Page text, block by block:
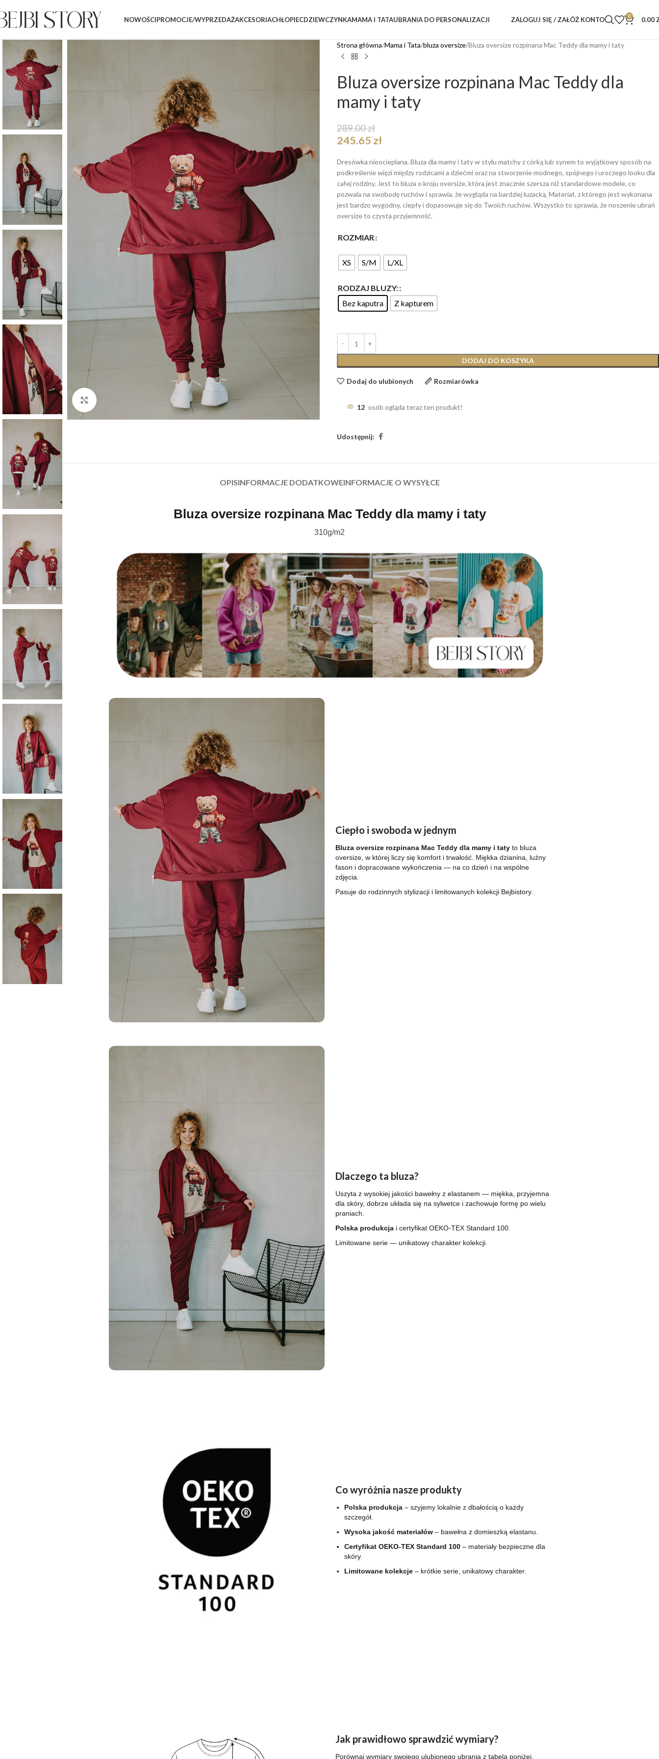
NOWOŚCIPROMOCJE/WYPRZEDAŻAKCESORIACHŁOPIECDZIEWCZYNKAMAMA I TATAUBRANIA DO PERSONALIZACJI ZALOGUJ SIĘ / ZAŁÓŻ KONTO 0 0.00
Strona główna Mama i Tata bluza oversize Bluza oversize rozpinana Mac Teddy dla mamy i taty
Bluza oversize rozpinana Mac Teddy dla
mamy i taty
289.00zł
245.65 zł
Dresówka nieocieplana. Bluza dla mamy i taty w stylu matchy z córką lub synem to wyjątkowy sposób na
podkreślenie więzi między rodzicami a dziećmi oraz na stworzenie modnego, spójnego i uroczego looku dla
całej rodziny. Jest to bluza o kroju oversize, która jest znacznie szersza niż standardowe modele, co
pozwala na swobodę ruchów i sprawia, że wygląda na bardziej luzacką. Materiał, z którego jest wykonana
jest bardzo wygodny, ciepły i dopasowuje się do Twoich ruchów. Wszystko to sprawia, że noszenie ubrań
oversize to czysta przyjemność.
ROZMIAR
XS S/M L/XL
RODZAJ BLUZY:
Bez kaputra
Z kapturem
DODAJ DO KOSZYKA
Dodaj do ulubionych Rozmiarówka
12 osób ogląda teraz ten produkt!
Udostępnij:
OPISINFORMACJE DODATKOWEINFORMACJE O WYSYŁCE
Bluza oversize rozpinana Mac Teddy dla mamy i taty
310g/m2
Ciepło i swoboda w jednym
Bluza oversize rozpinana Mac Teddy dla mamy i taty to bluza
oversize, w której liczy się komfort i trwałość. Miękka dzianina, luźny
fason i dopracowane wykończenia — na co dzień i na wspólne
zdjęcia.
Pasuje do rodzinnych stylizacji i limitowanych kolekcji Bejbistory.
Dlaczego ta bluza?
Uszyta z wysokiej jakości bawełny z elastanem — miękka, przyjemna
dla skóry, dobrze układa się na sylwetce i zachowuje formę po wielu
praniach.
Polska produkcja i certyfikat OEKO-TEX Standard 100.
Limitowane serie — unikatowy charakter kolekcji.
Co wyróżnia nasze produkty
Polska produkcja – szyjemy lokalnie z dbałością o każdy
szczegół.
Wysoka jakość materiałów – bawełna z domieszką elastanu.
Certyfikat OEKO-TEX Standard 100 – materiały bezpieczne dla
skóry.
Limitowane kolekcje – krótkie serie, unikatowy charakter.
Jak prawidłowo sprawdzić wymiary?
Porównaj wymiary swojego ulubionego ubrania z tabelą poniżej.